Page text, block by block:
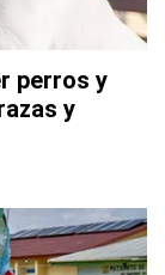
perros y
y